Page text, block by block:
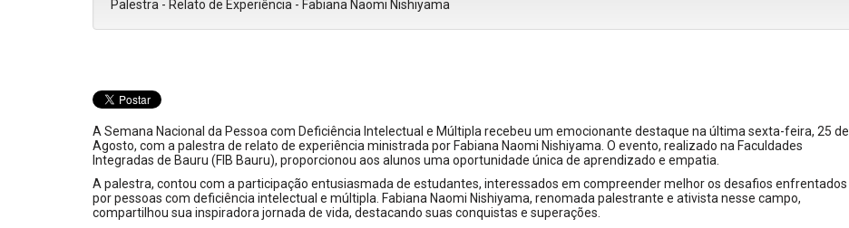
Palestra - Relato de Experiência - Fabiana Naomi Nishiyama
A Semana Nacional da Pessoa com Deficiência Intelectual e Múltipla recebeu um emocionante destaque na última sexta-feira, 25 de
Agosto, com a palestra de relato de experiência ministrada por Fabiana Naomi Nishiyama. O evento, realizado na Faculdades
Integradas de Bauru (FIB Bauru), proporcionou aos alunos uma oportunidade única de aprendizado e empatia.
A palestra, contou com a participação entusiasmada de estudantes, interessados em compreender melhor os desafios enfrentados
por pessoas com deficiência intelectual e múltipla. Fabiana Naomi Nishiyama, renomada palestrante e ativista nesse campo,
compartilhou sua inspiradora jornada de vida, destacando suas conquistas e superações.